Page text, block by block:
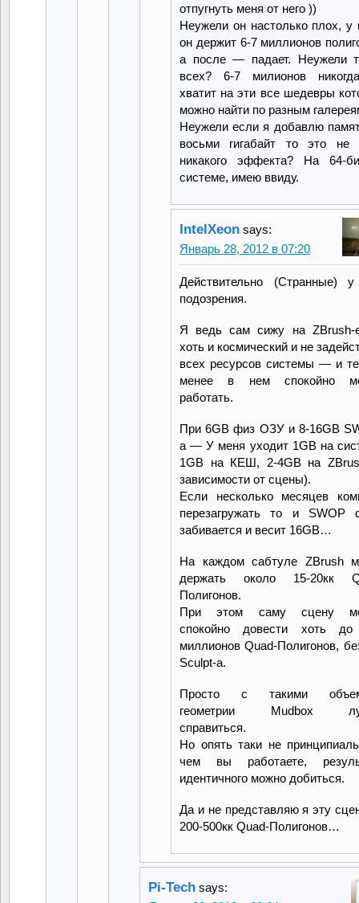
отпугнуть меня от него ))
Неужели он настолько плох, у
он держит 6-7 миллионов
а после — падает. Неужели
всех? 6-7 милионов
хватит на эти все шедевры
можно найти по разным
Неужели если я добавлю
восьми гигабайт то это не
никакого эффекта? На 64-
системе, имею ввиду.
IntelXeon says:
Январь 28, 2012 в 07:20
Действительно (Странные)
подозрения.
Я ведь сам сижу на ZBrush-
хоть и космический и не
всех ресурсов системы — и
менее в нем спокойно
работать.
При 6GB физ ОЗУ и 8-16GB
а — У меня уходит 1GB на
1GB на КЕШ, 2-4GB на
зависимости от сцены).
Если несколько месяцев
перезагружать то и SWOP
забивается и весит 16GB…
На каждом сабтуле ZBrush
держать около 15-20кк
Полигонов.
При этом саму сцену
спокойно довести хоть
миллионов Quad-Полигонов,
Sculpt-а.
Просто с такими
геометрии Mudbox
справиться.
Но опять таки не
чем вы работаете,
идентичного можно добиться.
Да и не представляю я эту
200-500кк Quad-Полигонов…
Pi-Tech says: